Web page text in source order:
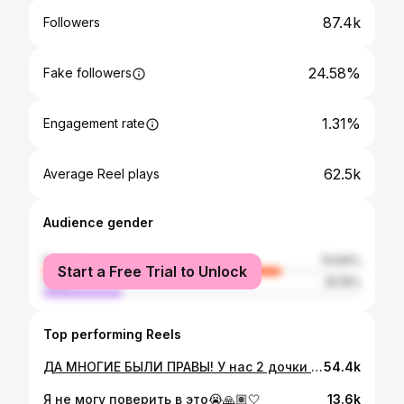
Followers 87.4k
Fake followers 24.58%
Engagement rate 1.31%
Average Reel plays 62.5k
Audience gender
female
male
Start a Free Trial to Unlock
Top performing Reels
ДА МНОГИЕ БЫЛИ ПРАВЫ! У нас 2 дочки и будет еще мальчик 👦 Почему такая реакция? 😂 Потому что я заранее знала, что у нас будет мальчик, а всем говорила, что знает только Тома 😂 Я не специально, просто вместо письма мне из клиники позвонили и сразу же сказали: «поздравляем, у вас мальчик!» , сначала я расплакалась от счастья, что у нас будет сын, а потом, что мне испортили весь сюрприз 😂😂😂 Никите до последнего врала, что врач сказала предварительно, что будет девочка , он уже настроился на дочь! Врала , потому-что бесило его уверенное : «У нас будет сын!»😂 Никита сначала вообще не понял, что синий цвет и подумал , что все ошиблись 😂 ведь врач сказал, что скорее всего девочка будет 😂. Мы неимоверно счастливы ! Особенно я ) моя мечта живет во мне💙 Короче сюрприз получился 👍😂 #12weeks #беременность #12недель #12недельбеременности54.4k
Я не могу поверить в это😭🙏🏽🤍 13.6k